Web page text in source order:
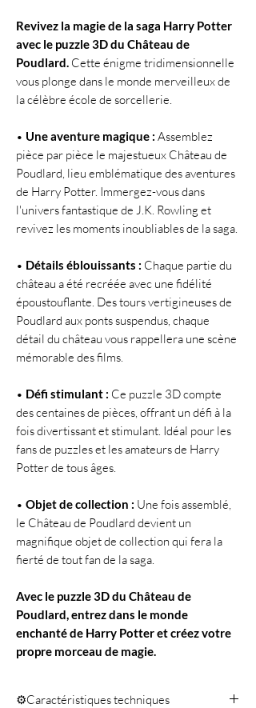
Revivez la magie de la saga Harry Potter
avec le puzzle 3D du Château de
Poudlard. Cette énigme tridimensionnelle
vous plonge dans le monde merveilleux de
la célèbre école de sorcellerie.
• Une aventure magique : Assemblez
pièce par pièce le majestueux Château de
Poudlard, lieu emblématique des aventures
de Harry Potter. Immergez-vous dans
l'univers fantastique de J.K. Rowling et
revivez les moments inoubliables de la saga.
• Détails éblouissants : Chaque partie du
château a été recréée avec une fidélité
époustouflante. Des tours vertigineuses de
Poudlard aux ponts suspendus, chaque
détail du château vous rappellera une scène
mémorable des films.
• Défi stimulant : Ce puzzle 3D compte
des centaines de pièces, offrant un défi à la
fois divertissant et stimulant. Idéal pour les
fans de puzzles et les amateurs de Harry
Potter de tous âges.
• Objet de collection : Une fois assemblé,
le Château de Poudlard devient un
magnifique objet de collection qui fera la
fierté de tout fan de la saga.
Avec le puzzle 3D du Château de
Poudlard, entrez dans le monde
enchanté de Harry Potter et créez votre
propre morceau de magie.
⚙️Caractéristiques techniques